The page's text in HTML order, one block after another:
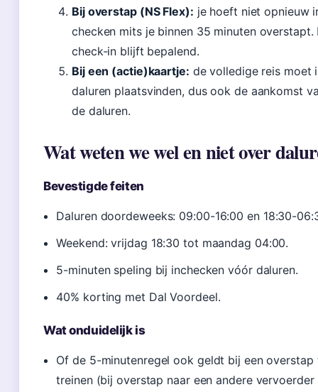
Bij overstap (NS Flex): je hoeft niet opnieuw
checken mits je binnen 35 minuten overstapt.
check-in blijft bepalend.
Bij een (actie)kaartje: de volledige reis moet
daluren plaatsvinden, dus ook de aankomst
de daluren.
Wat weten we wel en niet over
Bevestigde feiten
Daluren doordeweeks: 09:00-16:00 en 18:30-
Weekend: vrijdag 18:30 tot maandag 04:00.
5-minuten speling bij inchecken vóór daluren.
40% korting met Dal Voordeel.
Wat onduidelijk is
Of de 5-minutenregel ook geldt bij een overstap
treinen (bij overstap naar een andere